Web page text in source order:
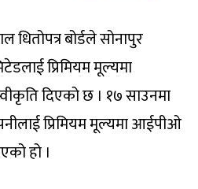
धितोपत्र बोर्डले सोनापुर
प्रिमियम मूल्यमा
दिएको छ । १७ साउनमा
प्रिमियम मूल्यमा आईपीओ
हो ।